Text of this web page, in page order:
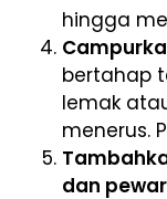
hingga
bertahap
lemak
menerus.
dan